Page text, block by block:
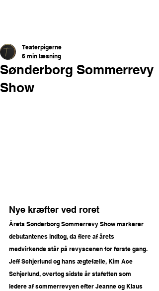
Sønderborg Sommerrevy
Show
Teaterpigerne
6 min læsning
Nye kræfter ved roret
Årets Sønderborg Sommerrevy Show markerer
debutantenes indtog, da flere af årets
medvirkende står på revyscenen for første gang.
Jeff Schjerlund og hans ægtefælle, Kim Ace
Schjerlund, overtog sidste år stafetten som
ledere af sommerrevyen efter Jeanne og Klaus